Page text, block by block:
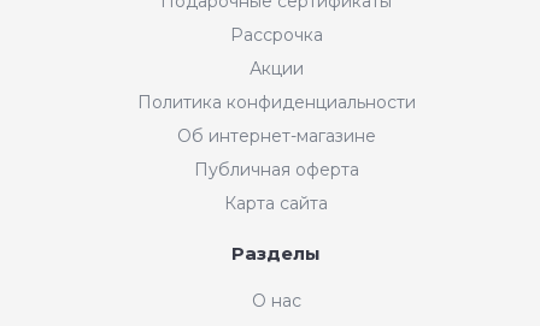
Рассрочка
Акции
Политика конфиденциальности
Об интернет-магазине
Публичная оферта
Карта сайта
Разделы
О нас